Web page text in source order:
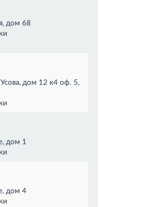
дом 68
Усова, дом 12 к4 оф. 5,
дом 1
дом 4